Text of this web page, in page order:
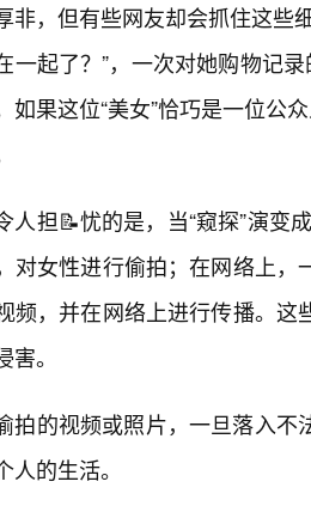
非，但有些网友却会抓住这些
一起了？”，一次对她购物记
如果这位“美女”恰巧是一位公
人担📝忧的是，当“窥探”演变
对女性进行偷拍；在网络上
频，并在网络上进行传播。
害。
拍的视频或照片，一旦落入不
人的生活。